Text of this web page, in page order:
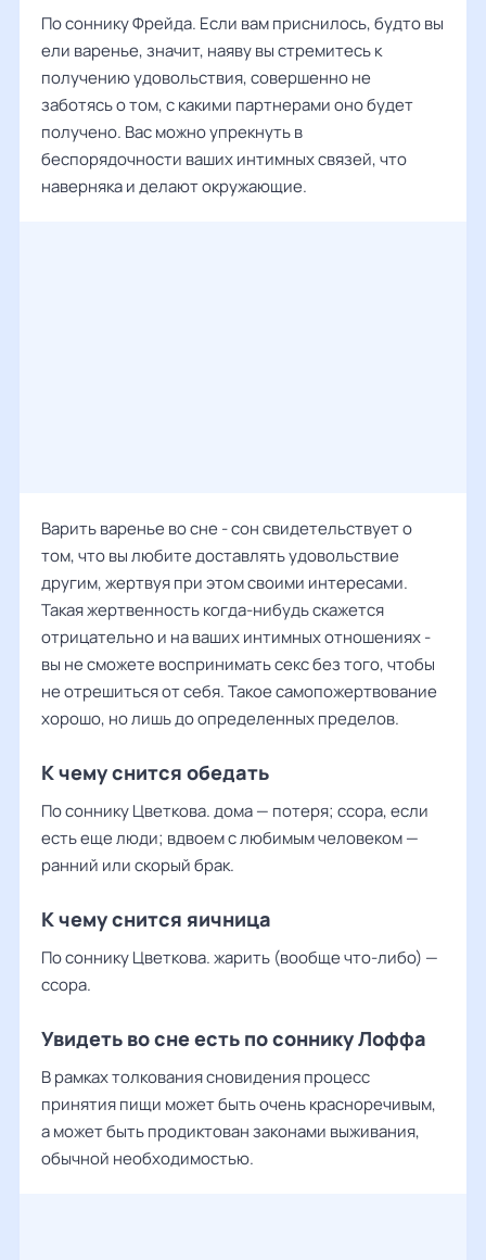
По соннику Фрейда. Если вам приснилось, будто вы
ели варенье, значит, наяву вы стремитесь к
получению удовольствия, совершенно не
заботясь о том, с какими партнерами оно будет
получено. Вас можно упрекнуть в
беспорядочности ваших интимных связей, что
наверняка и делают окружающие.
Варить варенье во сне - сон свидетельствует о
том, что вы любите доставлять удовольствие
другим, жертвуя при этом своими интересами.
Такая жертвенность когда-нибудь скажется
отрицательно и на ваших интимных отношениях -
вы не сможете воспринимать секс без того, чтобы
не отрешиться от себя. Такое самопожертвование
хорошо, но лишь до определенных пределов.
К чему снится обедать
По соннику Цветкова. дома — потеря; ссора, если
есть еще люди; вдвоем с любимым человеком —
ранний или скорый брак.
К чему снится яичница
По соннику Цветкова. жарить (вообще что-либо) —
ссора.
Увидеть во сне есть по соннику Лоффа
В рамках толкования сновидения процесс
принятия пищи может быть очень красноречивым,
а может быть продиктован законами выживания,
обычной необходимостью.